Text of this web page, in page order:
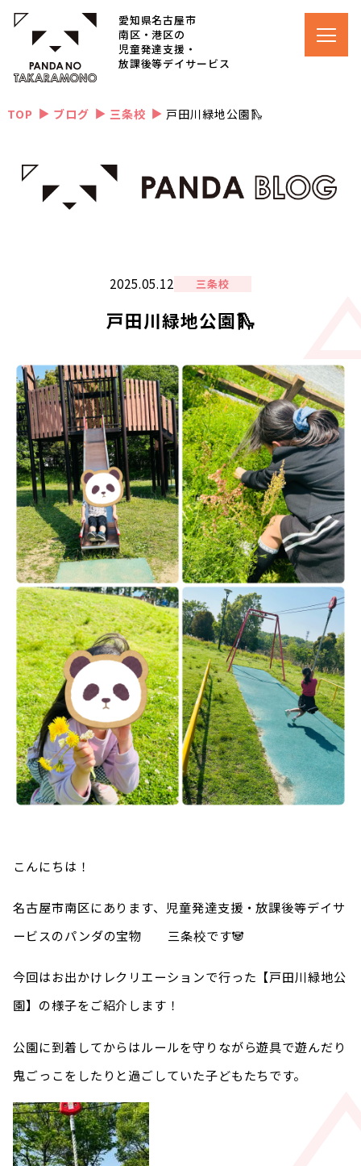
愛知県名古屋市
南区・港区の
児童発達支援・
放課後等デイサービス
TOP ▲ ブログ ▲ 三条校 ▲ 戸田川緑地公園🛝
2025.05.12 三条校
戸田川緑地公園🛝
こんにちは！
名古屋市南区にあります、児童発達支援・放課後等デイサ
ービスのパンダの宝物 三条校です🐼
今回はお出かけレクリエーションで行った【戸田川緑地公
園】の様子をご紹介します！
公園に到着してからはルールを守りながら遊具で遊んだり
鬼ごっこをしたりと過ごしていた子どもたちです。